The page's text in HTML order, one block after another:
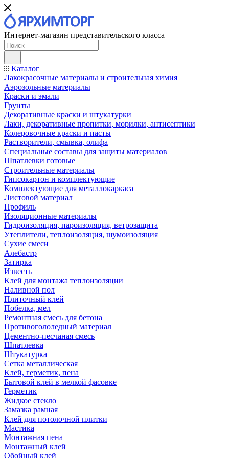
Интернет-магазин представительского класса
Каталог
Лакокрасочные материалы и строительная химия
Аэрозольные материалы
Краски и эмали
Грунты
Декоративные краски и штукатурки
Лаки, декоративные пропитки, морилки, антисептики
Колеровочные краски и пасты
Растворители, смывка, олифа
Специальные составы для защиты материалов
Шпатлевки готовые
Строительные материалы
Гипсокартон и комплектующие
Комплектующие для металлокаркаса
Листовой материал
Профиль
Изоляционные материалы
Гидроизоляция, пароизоляция, ветрозащита
Утеплители, теплоизоляция, шумоизоляция
Сухие смеси
Алебастр
Затирка
Известь
Клей для монтажа теплоизоляции
Наливной пол
Плиточный клей
Побелка, мел
Ремонтная смесь для бетона
Противогололедный материал
Цементно-песчаная смесь
Шпатлевка
Штукатурка
Сетка металлическая
Клей, герметик, пена
Бытовой клей в мелкой фасовке
Герметик
Жидкое стекло
Замазка рамная
Клей для потолочной плитки
Мастика
Монтажная пена
Монтажный клей
Обойный клей